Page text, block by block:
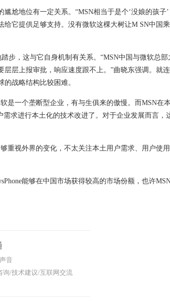
地位有一定关系。“MSN相当于是个‘没娘的孩子’
它提供足够支持。没有微软这棵大树让M SN中国
，这与它自身机制有关系。“MSN中国与微软总部
层上报审批，响应速度跟不上。”曲晓东强调。就
战略结构比较困难。
一个垄断型企业，有与生俱来的傲慢。而MSN在
求进行本土化的技术改进了。对于企业发展而言，
视外界的变化，不太关注本土用户需求、用户使用
能够在中国市场获得较高的市场份额，也许
音
询/技术建议/互联网交流